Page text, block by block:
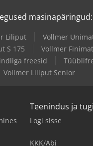
masinapäringud:
Liliput
Vollmer
S 175
Vollmer
freesid
Vollmer Liliput Senior
Teenindus ja tugi
Logi sisse
KKK/Abi